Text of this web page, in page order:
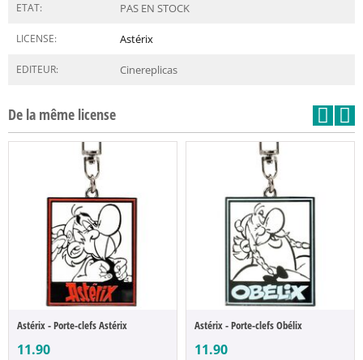
ETAT: PAS EN STOCK
LICENSE: Astérix
EDITEUR: Cinereplicas
De la même license
Astérix - Porte-clefs Astérix
11.90
Astérix - Porte-clefs Obélix
11.90